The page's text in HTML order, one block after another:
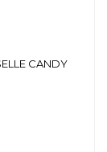
CANDY